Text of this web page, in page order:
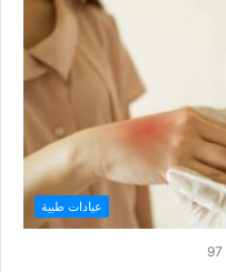
عيادات طبية
97